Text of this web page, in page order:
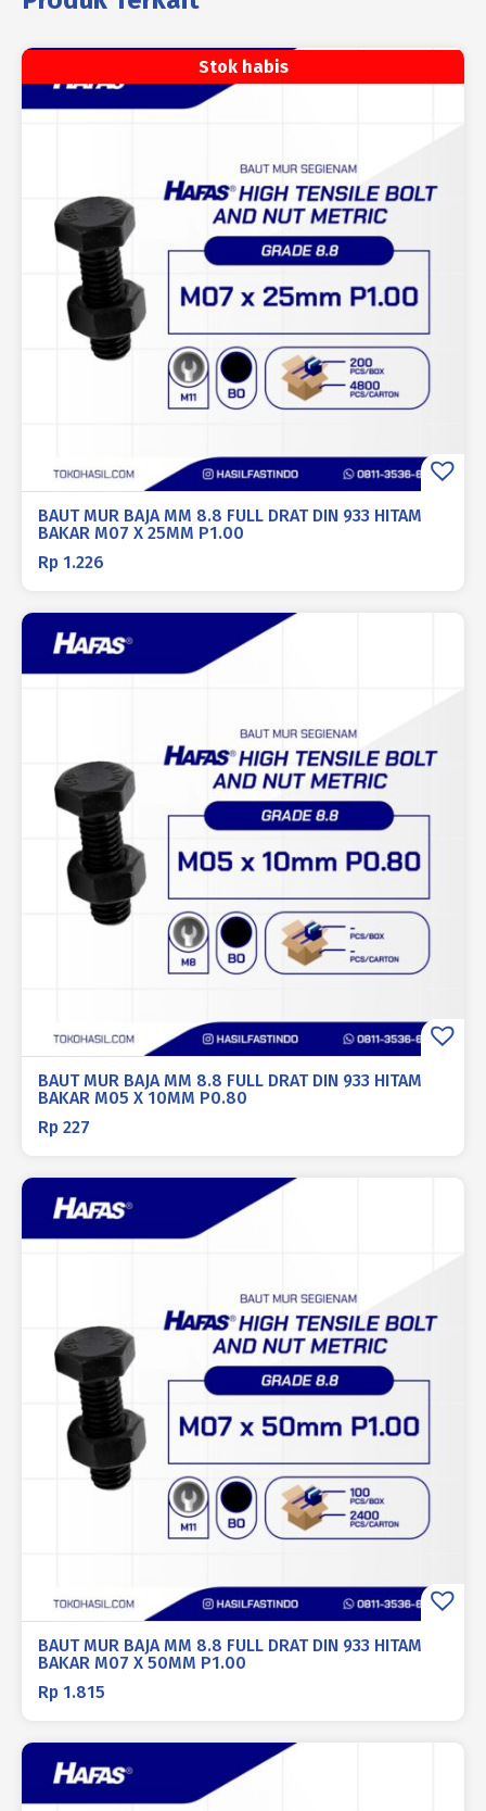
Stok habis
BAUT MUR BAJA MM 8.8 FULL DRAT DIN 933 HITAM
BAKAR M07 X 25MM P1.00
Rp 1.226
BAUT MUR BAJA MM 8.8 FULL DRAT DIN 933 HITAM
BAKAR M05 X 10MM P0.80
Rp 227
BAUT MUR BAJA MM 8.8 FULL DRAT DIN 933 HITAM
BAKAR M07 X 50MM P1.00
Rp 1.815